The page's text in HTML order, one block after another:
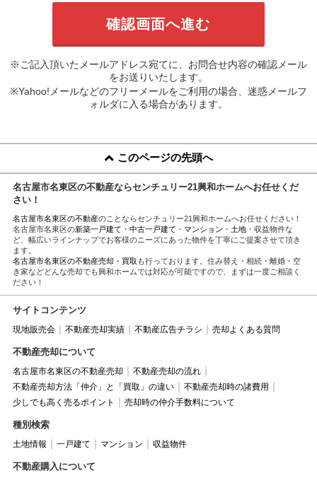
※ご記入頂いたメールアドレス宛てに、お問合せ内容の確認メール
をお送りいたします。
※Yahoo!メールなどのフリーメールをご利用の場合、迷惑メールフ
ォルダに入る場合があります。
このページの先頭へ
名古屋市名東区の不動産ならセンチュリー21興和ホームへお任せくだ
さい！
名古屋市名東区の不動産のことならセンチュリー21興和ホームへお任せください！
名古屋市名東区の新築一戸建て ・ 中古一戸建て ・ マンション ・ 土地・収益物件な
ど、幅広いラインナップでお客様のニーズにあった物件を丁寧にご提案させて頂き
ます。
名古屋市名東区の不動産売却・買取 も行っております。住み替え・相続・離婚・空
き家などどんな売却でも興和ホームでは対応が可能ですので、まずは一度ご相談く
ださい！
サイトコンテンツ
現地販売会 不動産売却実績 不動産広告チラシ 売却よくある質問
不動産売却について
名古屋市名東区の不動産売却
不動産売却の流れ
不動産売却方法「仲介」と「買取」の違い
不動産売却時の諸費用
少しでも高く売るポイント
売却時の仲介手数料について
種別検索
土地情報 一戸建て マンション 収益物件
不動産購入について